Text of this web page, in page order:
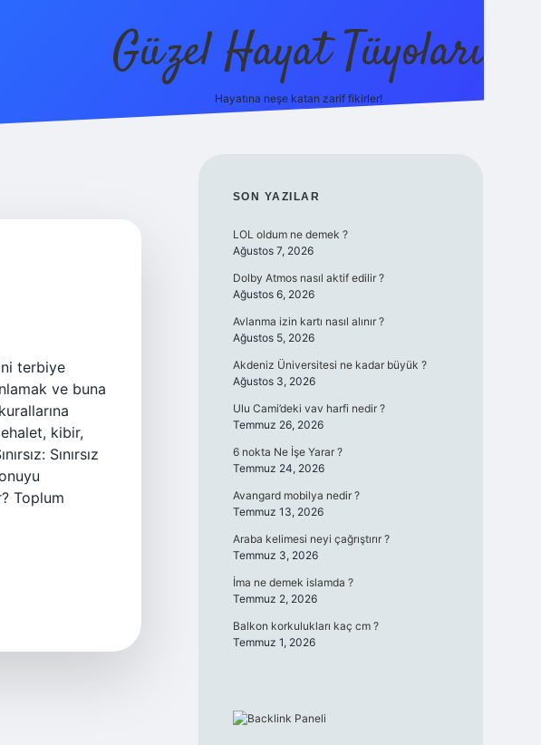
Güzel Hayat Tüyoları
Hayatına neşe katan zarif fikirler!
terbiye
ve buna
kibir,
Sınırsız
Toplum
SIDEBAR
SON YAZILAR
LOL oldum ne demek ?
Ağustos 7, 2026
Dolby Atmos nasıl aktif edilir ?
Ağustos 6, 2026
Avlanma izin kartı nasıl alınır ?
Ağustos 5, 2026
Akdeniz Üniversitesi ne kadar büyük ?
Ağustos 3, 2026
Ulu Cami’deki vav harfi nedir ?
Temmuz 26, 2026
6 nokta Ne İşe Yarar ?
Temmuz 24, 2026
Avangard mobilya nedir ?
Temmuz 13, 2026
Araba kelimesi neyi çağrıştırır ?
Temmuz 3, 2026
İma ne demek islamda ?
Temmuz 2, 2026
Balkon korkulukları kaç cm ?
Temmuz 1, 2026